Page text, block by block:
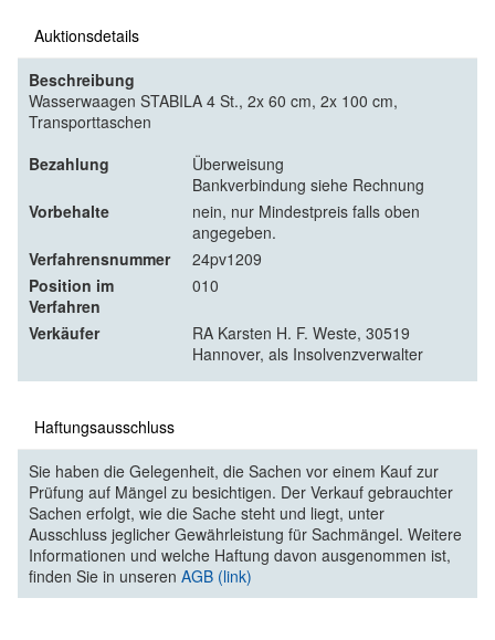
Auktionsdetails
Beschreibung
Wasserwaagen STABILA 4 St., 2x 60 cm, 2x 100 cm,
Transporttaschen
Bezahlung
Überweisung
Bankverbindung siehe Rechnung
Vorbehalte
nein, nur Mindestpreis falls oben
angegeben.
Verfahrensnummer
24pv1209
Position im
Verfahren
010
Verkäufer
RA Karsten H. F. Weste, 30519
Hannover, als Insolvenzverwalter
Haftungsausschluss
Sie haben die Gelegenheit, die Sachen vor einem Kauf zur
Prüfung auf Mängel zu besichtigen. Der Verkauf gebrauchter
Sachen erfolgt, wie die Sache steht und liegt, unter
Ausschluss jeglicher Gewährleistung für Sachmängel. Weitere
Informationen und welche Haftung davon ausgenommen ist,
finden Sie in unseren AGB (link)